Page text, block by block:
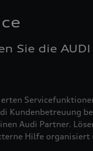
Sie die AUDI
Kundenbetreuung
Audi Partner.
Hilfe